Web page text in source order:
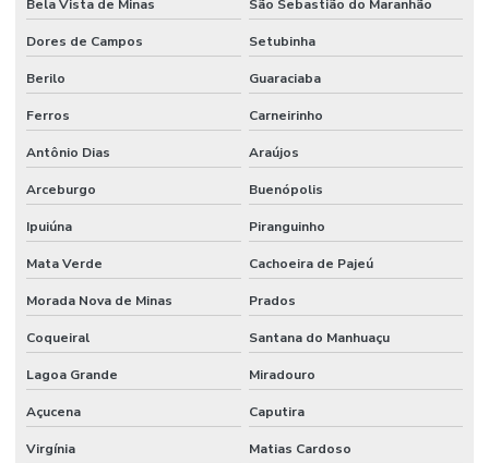
Bela Vista de Minas São Sebastião do Maranhão
Dores de Campos Setubinha
Berilo Guaraciaba
Ferros Carneirinho
Antônio Dias Araújos
Arceburgo Buenópolis
Ipuiúna Piranguinho
Mata Verde Cachoeira de Pajeú
Morada Nova de Minas Prados
Coqueiral Santana do Manhuaçu
Lagoa Grande Miradouro
Açucena Caputira
Virgínia Matias Cardoso